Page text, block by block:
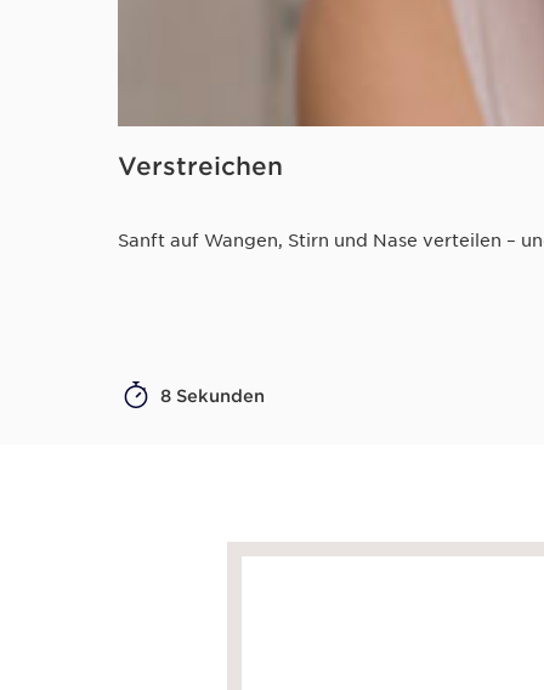
Verstreichen
Sanft auf Wangen, Stirn und Nase verteilen –
8 Sekunden